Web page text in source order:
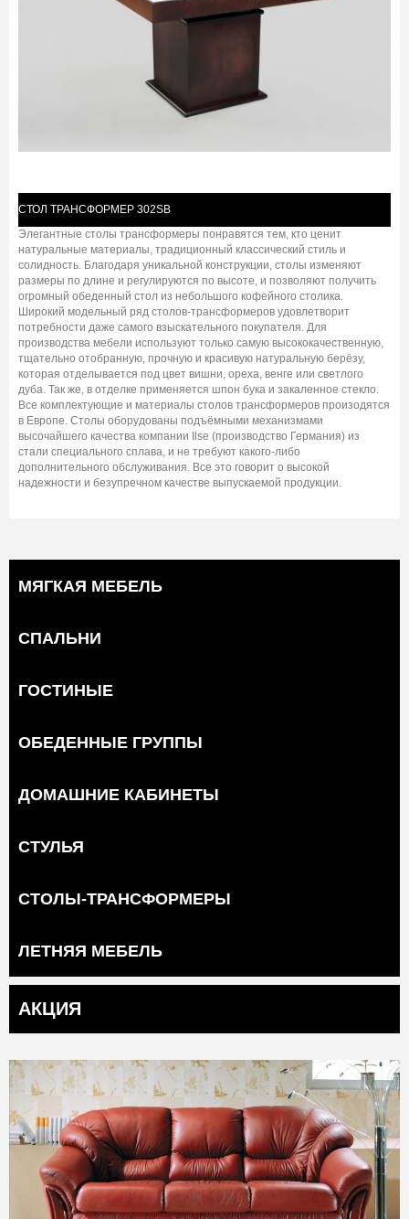
CТОЛ ТРАНСФОРМЕР 302SB
Элегантные столы трансформеры понравятся тем, кто ценит
натуральные материалы, традиционный классический стиль и
солидность. Благодаря уникальной конструкции, столы изменяют
размеры по длине и регулируются по высоте, и позволяют получить
огромный обеденный стол из небольшого кофейного столика.
Широкий модельный ряд столов-трансформеров удовлетворит
потребности даже самого взыскательного покупателя. Для
производства мебели используют только самую высококачественную,
тщательно отобранную, прочную и красивую натуральную берёзу,
которая отделывается под цвет вишни, ореха, венге или светлого
дуба. Так же, в отделке применяется шпон бука и закаленное стекло.
Все комплектующие и материалы столов трансформеров произодятся
в Европе. Столы оборудованы подъёмными механизмами
высочайшего качества компании Ilse (производство Германия) из
стали специального сплава, и не требуют какого-либо
дополнительного обслуживания. Все это говорит о высокой
надежности и безупречном качестве выпускаемой продукции.
МЯГКАЯ МЕБЕЛЬ
СПАЛЬНИ
ГОСТИНЫЕ
ОБЕДЕННЫЕ ГРУППЫ
ДОМАШНИЕ КАБИНЕТЫ
СТУЛЬЯ
СТОЛЫ-ТРАНСФОРМЕРЫ
ЛЕТНЯЯ МЕБЕЛЬ
АКЦИЯ